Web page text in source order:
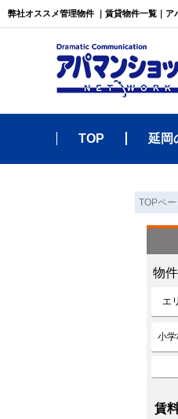
弊社オススメ管理物件 ｜賃貸物件一覧｜
TOP 延岡
TOPペー
物
エ
小
賃